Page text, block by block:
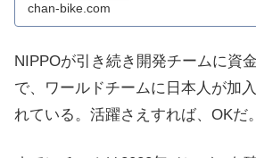
chan-bike.com
NIPPOが引き続き開発チームに資
で、ワールドチームに日本人が加
れている。活躍さえすれば、OKだ。